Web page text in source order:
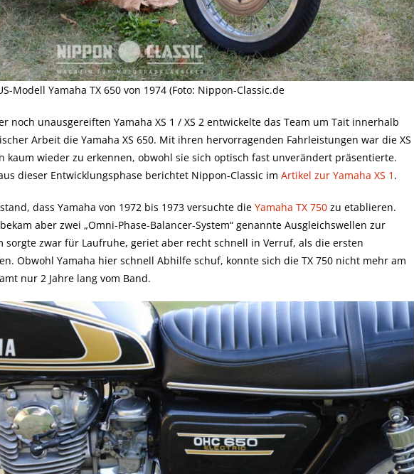
Modell Yamaha TX 650 von 1974 (Foto: Nippon-Classic.de
noch unausgereiften Yamaha XS 1 / XS 2 entwickelte das Team um Tait innerhalb
Arbeit die Yamaha XS 650. Mit ihren hervorragenden Fahrleistungen war die XS
kaum wieder zu erkennen, obwohl sie sich optisch fast unverändert präsentierte.
dieser Entwicklungsphase berichtet Nippon-Classic im Artikel zur Yamaha XS 1 .
dass Yamaha von 1972 bis 1973 versuchte die Yamaha TX 750 zu etablieren.
aber zwei „Omni-Phase-Balancer-System“ genannte Ausgleichswellen zur
sorgte zwar für Laufruhe, geriet aber recht schnell in Verruf, als die ersten
Obwohl Yamaha hier schnell Abhilfe schuf, konnte sich die TX 750 nicht mehr am
nur 2 Jahre lang vom Band.